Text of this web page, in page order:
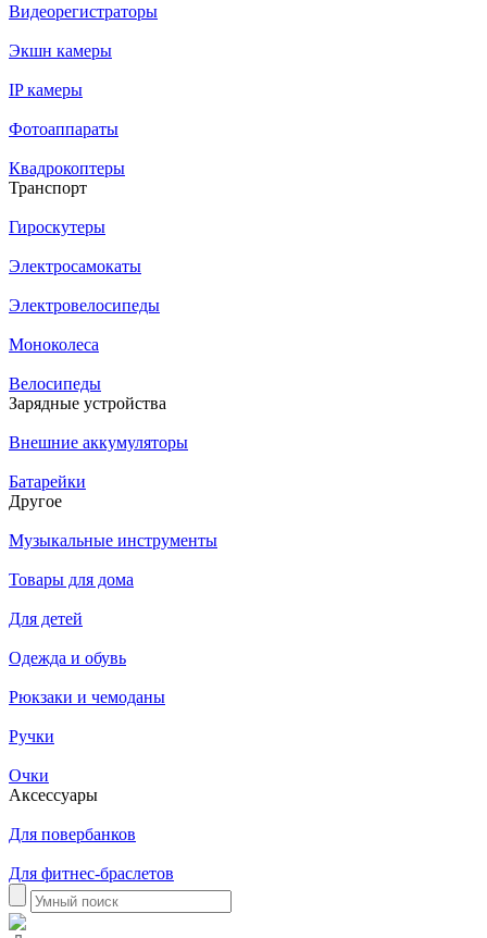
Видеорегистраторы
Экшн камеры
IP камеры
Фотоаппараты
Квадрокоптеры
Транспорт
Гироскутеры
Электросамокаты
Электровелосипеды
Моноколеса
Велосипеды
Зарядные устройства
Внешние аккумуляторы
Батарейки
Другое
Музыкальные инструменты
Товары для дома
Для детей
Одежда и обувь
Рюкзаки и чемоданы
Ручки
Очки
Аксессуары
Для повербанков
Для фитнес-браслетов